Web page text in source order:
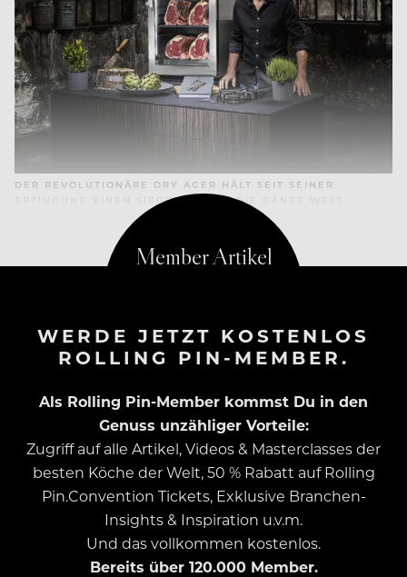
DER REVOLUTIONÄRE DRY AGER HÄLT SEIT SEINER
ERFINGUNG EINEN SIEGESZUG UM DIE GANZE WELT
WERDE JETZT KOSTENLOS
ROLLING PIN-MEMBER.
Als Rolling Pin-Member kommst Du in den
Genuss unzähliger Vorteile:
Zugriff auf alle Artikel, Videos & Masterclasses der
besten Köche der Welt, 50 % Rabatt auf Rolling
Pin.Convention Tickets, Exklusive Branchen-
Insights & Inspiration u.v.m.
Und das vollkommen kostenlos.
Bereits über 120.000 Member.